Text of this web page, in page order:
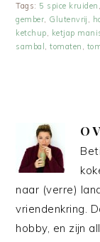
Tags: 5 spice kruiden ,
gember, Glutenvrij ,
ketchup, ketjap
sambal ,tomaten ,
naar (verre)
vriendenkring.
hobby, en zijn